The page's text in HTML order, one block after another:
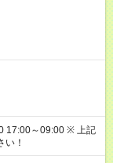
～09:00 ※ 上記
い！